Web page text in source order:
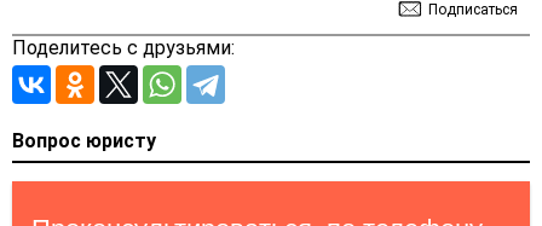
Подписаться
Поделитесь с друзьями:
Вопрос юристу